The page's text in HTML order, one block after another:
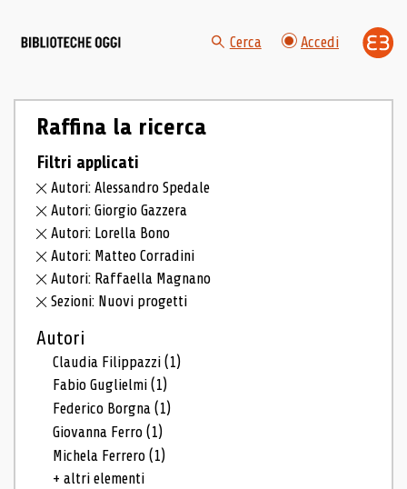
Cerca Accedi
Raffina la ricerca
Filtri applicati
Autori: Alessandro Spedale
Autori: Giorgio Gazzera
Autori: Lorella Bono
Autori: Matteo Corradini
Autori: Raffaella Magnano
Sezioni: Nuovi progetti
Autori
Claudia Filippazzi(1)
Fabio Guglielmi(1)
Federico Borgna(1)
Giovanna Ferro(1)
Michela Ferrero(1)
+ altri elementi